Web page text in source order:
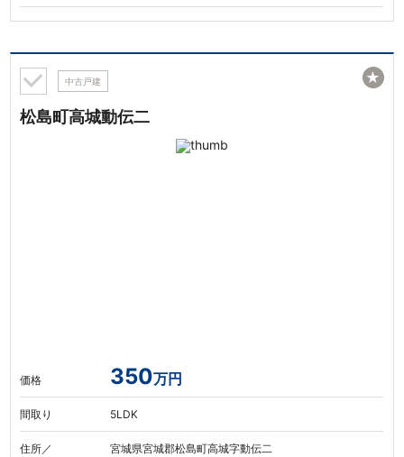
中古戸建
松島町高城動伝二
価格 350万円
間取り 5LDK
住所／
宮城県宮城郡松島町高城字動伝二
★